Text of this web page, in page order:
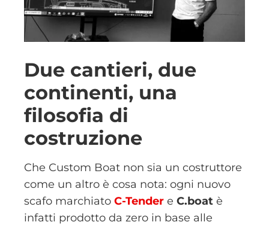
Due cantieri, due
continenti, una
filosofia di
costruzione
Che Custom Boat non sia un costruttore
come un altro è cosa nota: ogni nuovo
scafo marchiato C-Tender e C.boat è
infatti prodotto da zero in base alle